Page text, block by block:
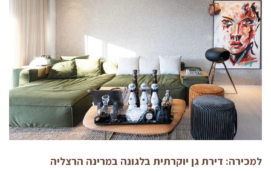
למכירה: דירת גן יוקרתית בלגונה במרינה הרצליה